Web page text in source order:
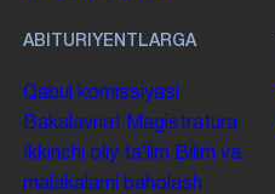
ABITURIYENTLARGA
Qabul komissiyasi
Bakalavriat Magistratura
Ikkinchi oliy taʼlim Bilim va
malakalarni baholash